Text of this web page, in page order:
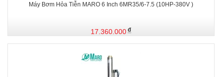
Máy Bơm Hỏa Tiễn MARO 6 Inch 6MR35/6-7.5 (10HP-380V )
17.360.000